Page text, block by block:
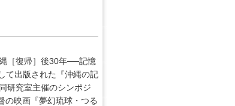
［復帰］後30年──記憶
て出版された『沖縄の記
研究室主催のシンポジ
の映画『夢幻琉球・つる